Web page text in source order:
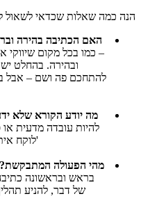
הנה כמה שאלות שכדאי לשאול
האם הכתיבה בהירה
– כמו בכל מקום שיווקי
ובהירה. בהחלט
להתחכם פה ושם – אבל
מה יודע הקורא שלא
להיות עובדה מדעית או
'לוקח
מהי הפעולה המתבקשת?
בראש ובראשונה
של דבר, להניע